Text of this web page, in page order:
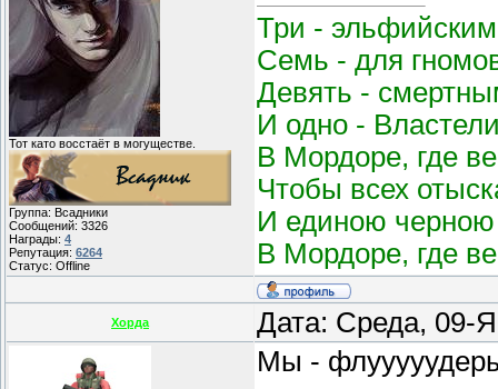
Тот като восстаёт в могуществе.
Группа: Всадники
Сообщений: 3326
Награды: 4
Репутация: 6264
Статус: Offline
Три -
Семь - для
Девять -
И одно -
В Мордоре, где
Чтобы всех
И единою черною
В Мордоре, где
Хорда Дата: Среда, 09-
Мы -